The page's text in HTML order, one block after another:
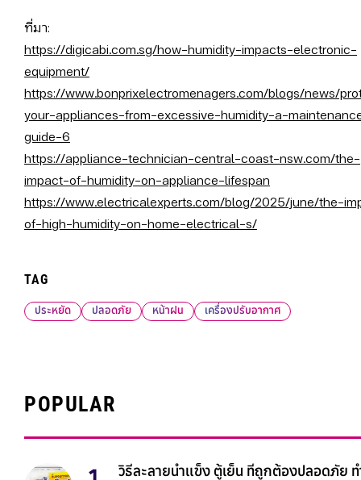
ที่มา:
https://digicabi.com.sg/how-humidity-impacts-electronic-
equipment/
https://www.bonprixelectromenagers.com/blogs/news/
your-appliances-from-excessive-humidity-a-
guide-6
https://appliance-technician-central-coast-nsw.com/the-
impact-of-humidity-on-appliance-lifespan
https://www.electricalexperts.com/blog/2025/june/the-
of-high-humidity-on-home-electrical-s/
TAG
ประหยัด ปลอดภัย หน้าฝน เครื่องปรับอากาศ
POPULAR
วิธีละลายน้ำแข็ง ตู้เย็น ที่ถูกต้องปลอดภัย ท